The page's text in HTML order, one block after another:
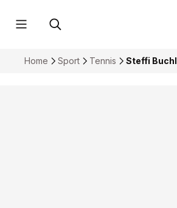
Home Sport Tennis Steffi